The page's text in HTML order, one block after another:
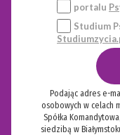
portalu
Studium
Podając adres e-
osobowych w celach
Spółka
siedzibą w